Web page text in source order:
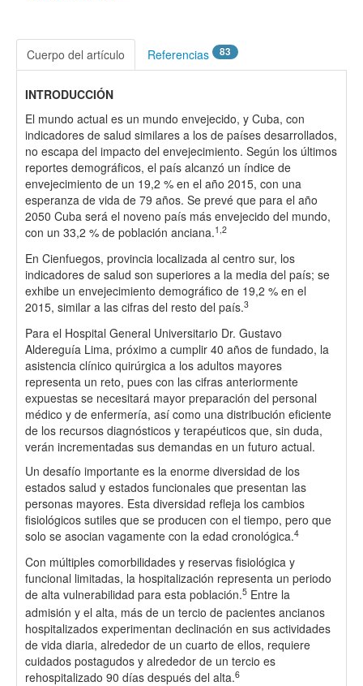
Cuerpo del artículo Referencias 83
INTRODUCCIÓN
El mundo actual es un mundo envejecido, y Cuba, con
indicadores de salud similares a los de países desarrollados,
no escapa del impacto del envejecimiento. Según los últimos
reportes demográficos, el país alcanzó un índice de
envejecimiento de un 19,2 % en el año 2015, con una
esperanza de vida de 79 años. Se prevé que para el año
2050 Cuba será el noveno país más envejecido del mundo,
con un 33,2 % de población anciana.1,2
En Cienfuegos, provincia localizada al centro sur, los
indicadores de salud son superiores a la media del país; se
exhibe un envejecimiento demográfico de 19,2 % en el
2015, similar a las cifras del resto del país.3
Para el Hospital General Universitario Dr. Gustavo
Aldereguía Lima, próximo a cumplir 40 años de fundado, la
asistencia clínico quirúrgica a los adultos mayores
representa un reto, pues con las cifras anteriormente
expuestas se necesitará mayor preparación del personal
médico y de enfermería, así como una distribución eficiente
de los recursos diagnósticos y terapéuticos que, sin duda,
verán incrementadas sus demandas en un futuro actual.
Un desafío importante es la enorme diversidad de los
estados salud y estados funcionales que presentan las
personas mayores. Esta diversidad refleja los cambios
fisiológicos sutiles que se producen con el tiempo, pero que
solo se asocian vagamente con la edad cronológica.4
Con múltiples comorbilidades y reservas fisiológica y
funcional limitadas, la hospitalización representa un periodo
de alta vulnerabilidad para esta población.5 Entre la
admisión y el alta, más de un tercio de pacientes ancianos
hospitalizados experimentan declinación en sus actividades
de vida diaria, alrededor de un cuarto de ellos, requiere
cuidados postagudos y alrededor de un tercio es
rehospitalizado 90 días después del alta.6